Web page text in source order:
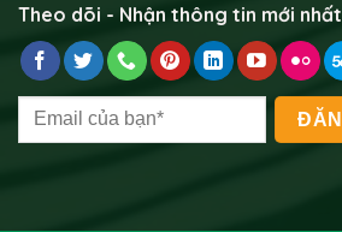
Theo dõi - Nhận thông tin mới nhất